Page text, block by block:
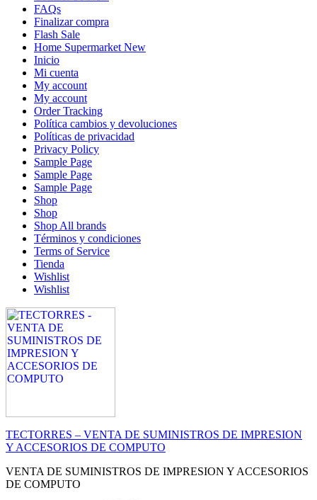
FAQs
Finalizar compra
Flash Sale
Home Supermarket New
Inicio
Mi cuenta
My account
My account
Order Tracking
Política cambios y devoluciones
Políticas de privacidad
Privacy Policy
Sample Page
Sample Page
Sample Page
Shop
Shop
Shop All brands
Términos y condiciones
Terms of Service
Tienda
Wishlist
Wishlist
TECTORRES – VENTA DE SUMINISTROS DE IMPRESION
Y ACCESORIOS DE COMPUTO
VENTA DE SUMINISTROS DE IMPRESION Y ACCESORIOS
DE COMPUTO